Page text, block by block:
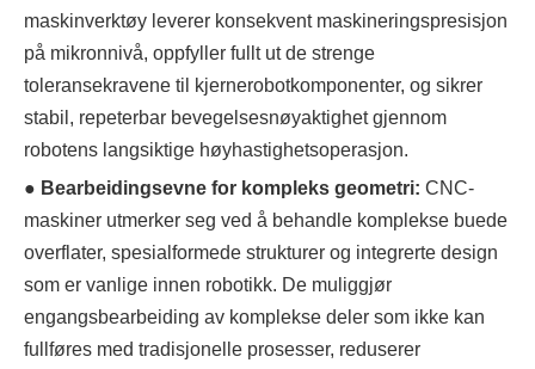
maskinverktøy leverer konsekvent maskineringspresisjon
på mikronnivå, oppfyller fullt ut de strenge
toleransekravene til kjernerobotkomponenter, og sikrer
stabil, repeterbar bevegelsesnøyaktighet gjennom
robotens langsiktige høyhastighetsoperasjon.
● Bearbeidingsevne for kompleks geometri: CNC-
maskiner utmerker seg ved å behandle komplekse buede
overflater, spesialformede strukturer og integrerte design
som er vanlige innen robotikk. De muliggjør
engangsbearbeiding av komplekse deler som ikke kan
fullføres med tradisjonelle prosesser, reduserer